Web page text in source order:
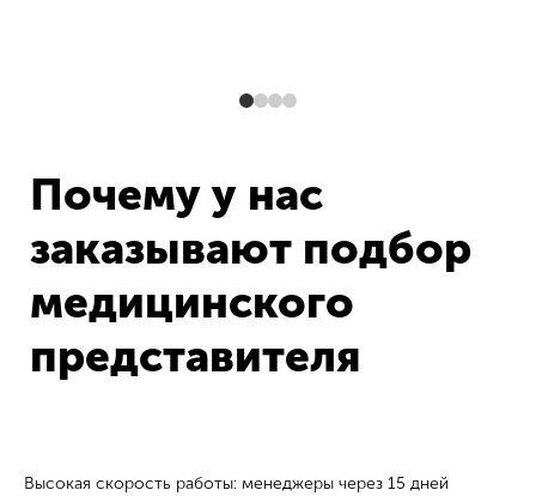
Почему у нас
заказывают подбор
медицинского
представителя
Высокая скорость работы: менеджеры через 15 дней